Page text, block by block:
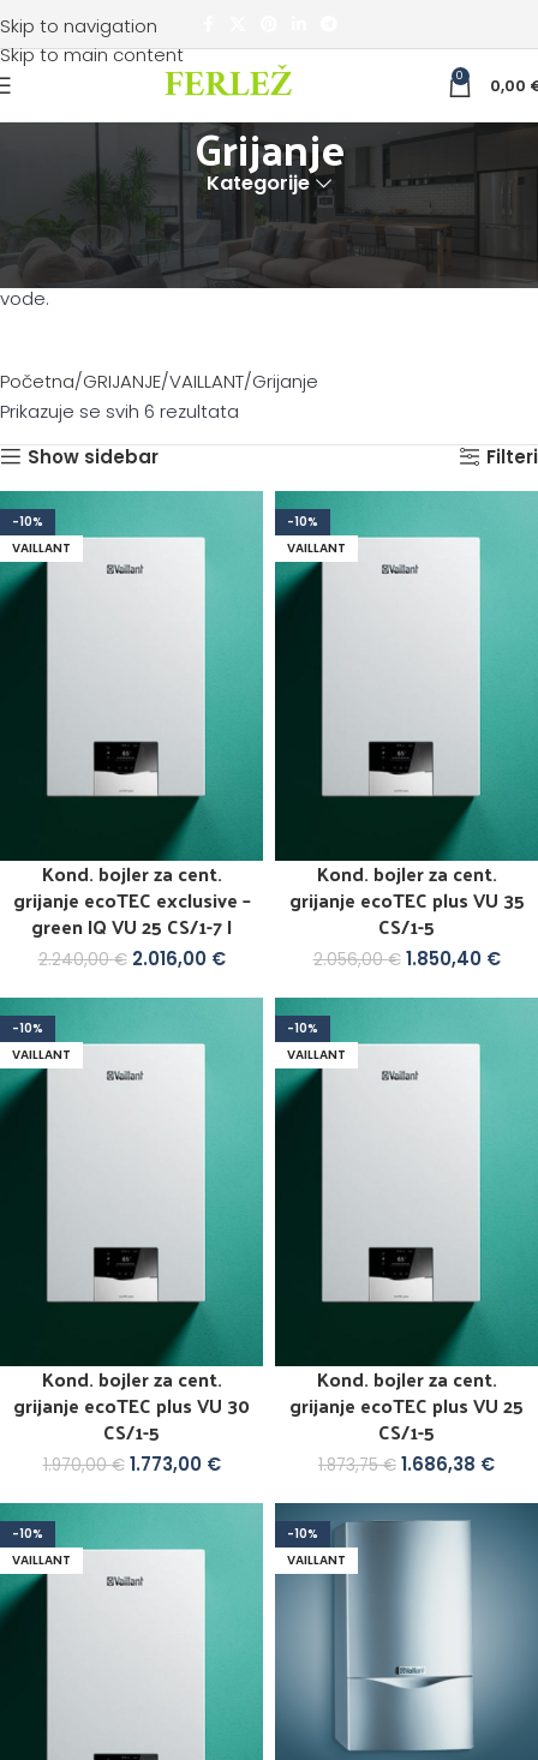
Skip to navigation
Skip to main content
0 0,00
Grijanje
Kategorije
Idealno rješenje za grijanje je ovisno o mnogobrojnim
čimbenicima. U ponudi su kondenzacijski zidni uređaji te
kotlovi koje je moguće kombinirati sa spremnicima tople
vode.
Početna GRIJANJE VAILLANT Grijanje
Prikazuje se svih 6 rezultata
Show sidebar
Filteri
-10%
VAILLANT
Kond. bojler za cent.
grijanje ecoTEC exclusive –
green IQ VU 25 CS/1-7 I
2.240,00€ 2.016,00 €
-10%
VAILLANT
Kond. bojler za cent.
grijanje ecoTEC plus VU 35
CS/1-5
2.056,00€ 1.850,40 €
-10%
VAILLANT
Kond. bojler za cent.
grijanje ecoTEC plus VU 30
CS/1-5
1.970,00€ 1.773,00 €
-10%
VAILLANT
Kond. bojler za cent.
grijanje ecoTEC plus VU 25
CS/1-5
1.873,75€ 1.686,38 €
-10%
VAILLANT
-10%
VAILLANT